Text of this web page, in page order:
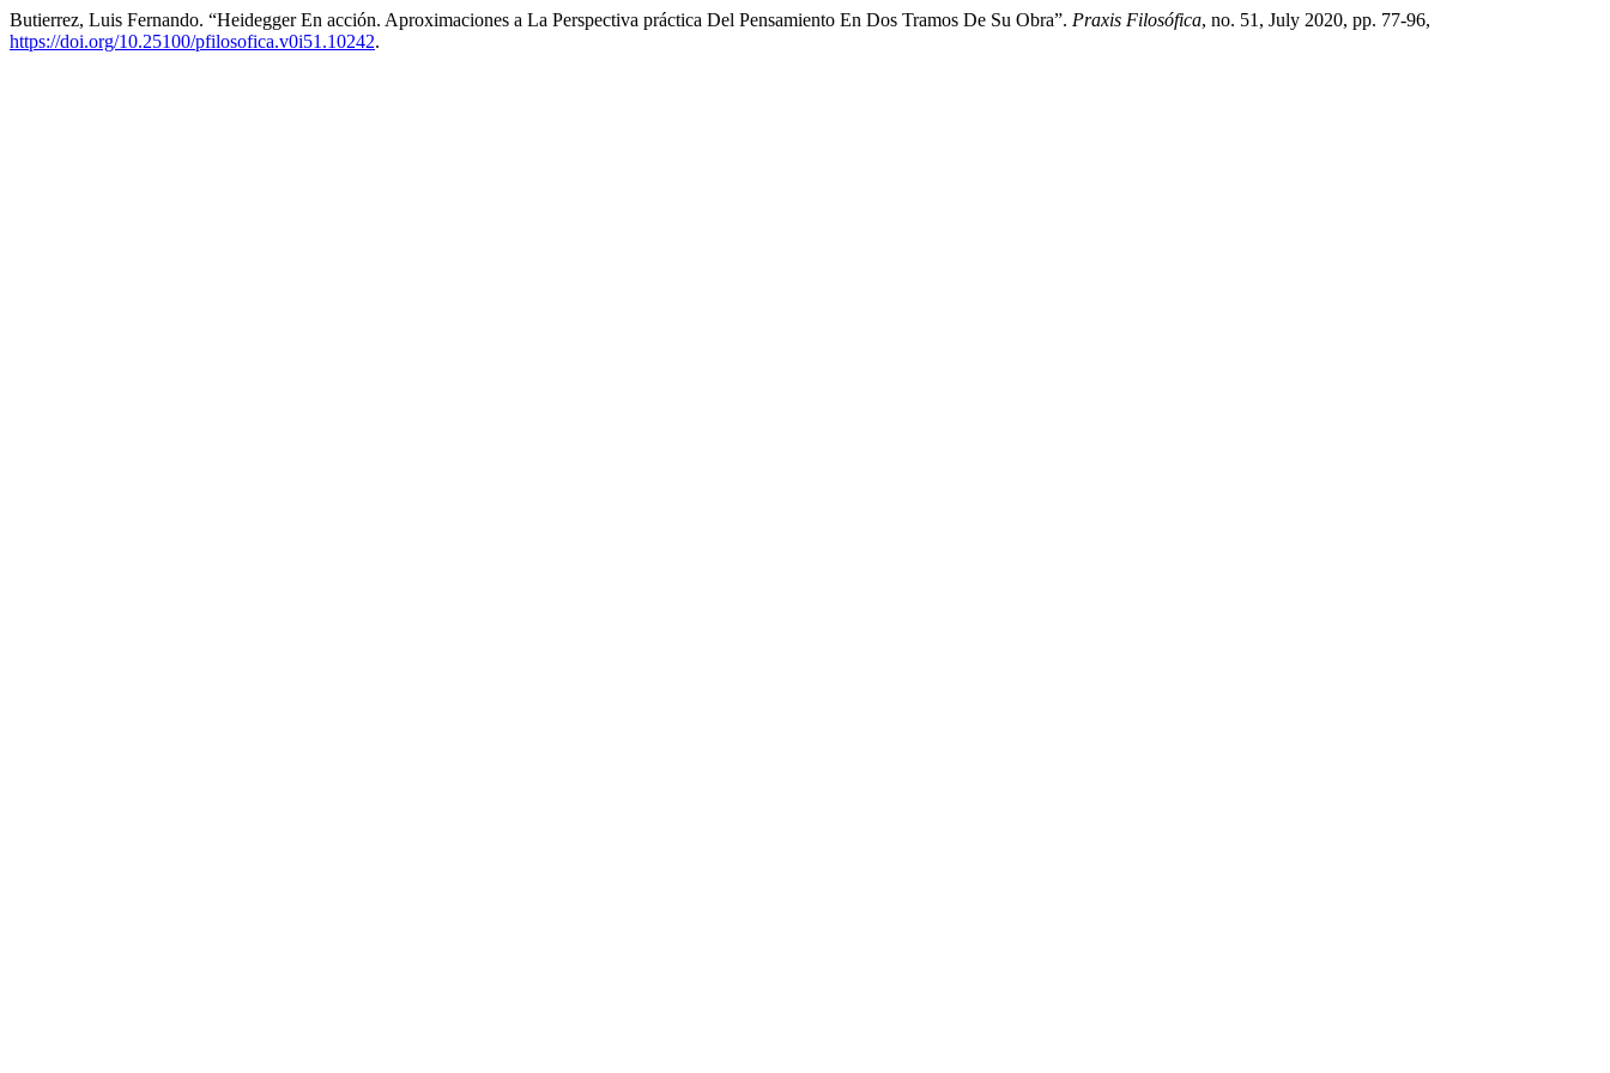
Butierrez, Luis Fernando. “Heidegger En acción. Aproximaciones a La Perspectiva práctica Del Pensamiento En Dos Tramos De Su Obra”. Praxis Filosófica, no. 51, July 2020, pp. 77-96,
https://doi.org/10.25100/pfilosofica.v0i51.10242.